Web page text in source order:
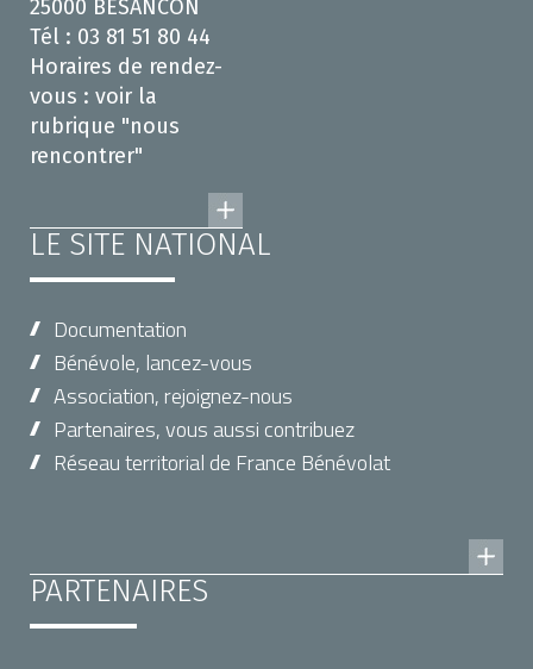
25000 BESANCON
Tél : 03 81 51 80 44
Horaires de rendez-
vous : voir la
rubrique "nous
rencontrer"
LE SITE NATIONAL
Documentation
Bénévole, lancez-vous
Association, rejoignez-nous
Partenaires, vous aussi contribuez
Réseau territorial de France Bénévolat
PARTENAIRES